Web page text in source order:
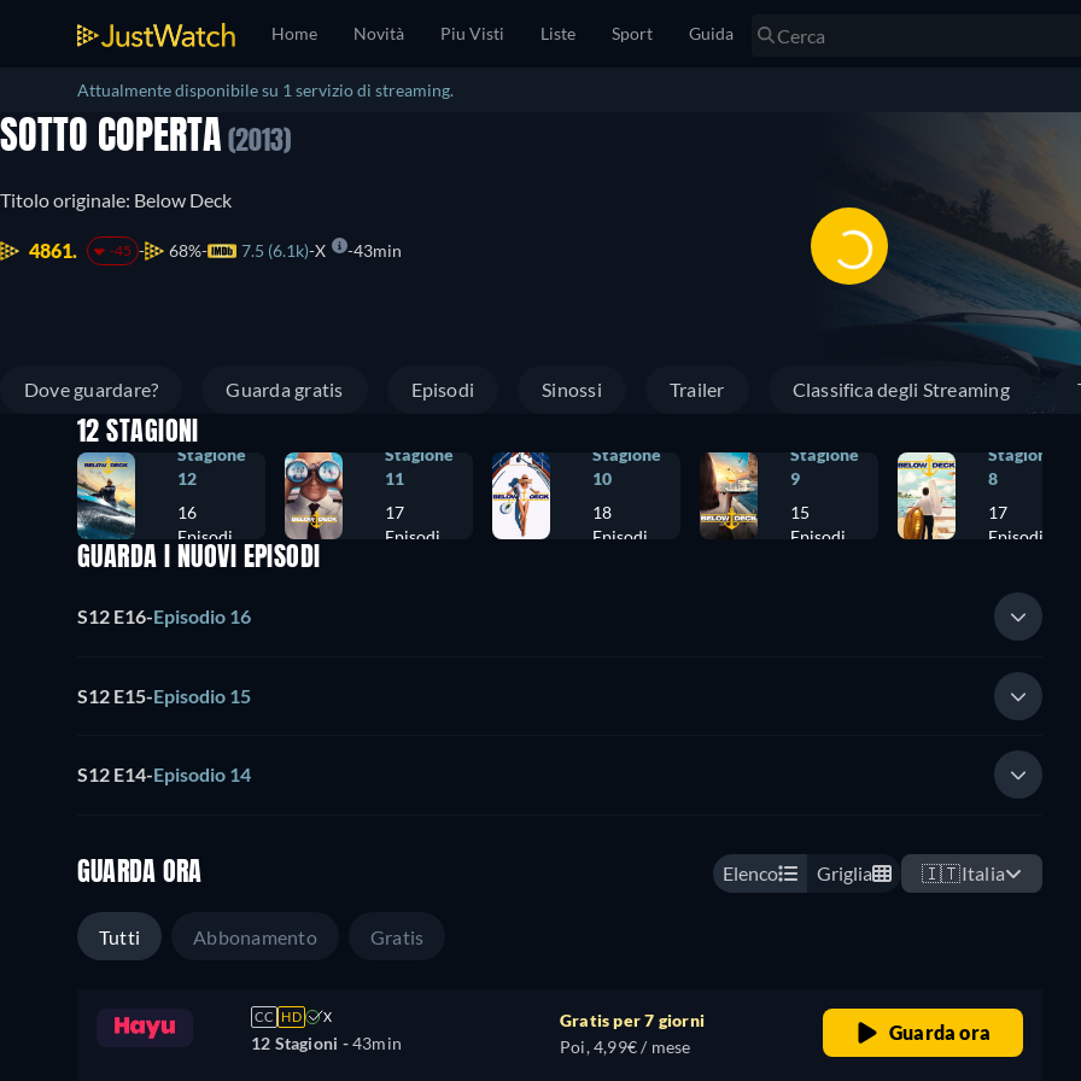
Home Novità Piu Visti Liste Sport Guida
Attualmente disponibile su 1 servizio di streaming.
SOTTO COPERTA (2013)
Titolo originale: Below Deck
4861. -45 68% 7.5 (6.1k) X 43min
Dove guardare? Guarda gratis Episodi Sinossi Trailer Classifica degli Streaming
12 STAGIONI
Stagione
12
16
Episodi
Stagione
11
17
Episodi
Stagione
10
18
Episodi
Stagione
9
15
Episodi
Stagione
8
17
Episodi
GUARDA I NUOVI EPISODI
S12 E16-Episodio 16
S12 E15-Episodio 15
S12 E14-Episodio 14
GUARDA ORA Elenco Griglia 🇮🇹Italia
Tutti Abbonamento Gratis
CC HD X
12 Stagioni -43min
Gratis per 7 giorni
Poi, 4,99€ / mese
Guarda ora